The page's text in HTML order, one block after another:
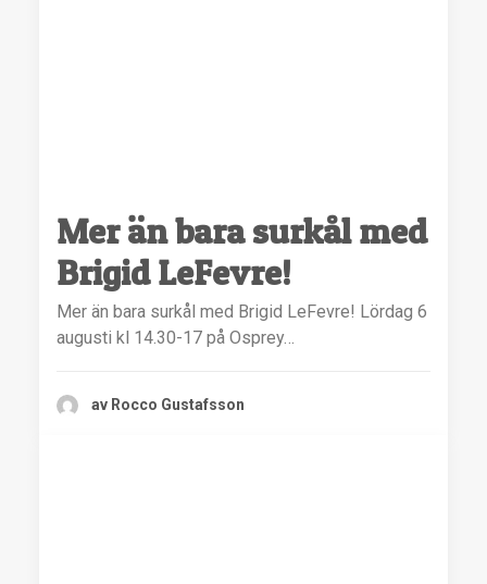
Mer än bara surkål med
Brigid LeFevre!
Mer än bara surkål med Brigid LeFevre! Lördag 6
augusti kl 14.30-17 på Osprey…
av Rocco Gustafsson